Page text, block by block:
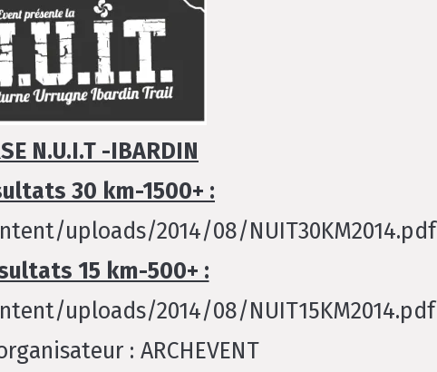
N.U.I.T -IBARDIN
30 km-1500+ :
uploads/2014/08/NUIT30KM2014.pdf
15 km-500+ :
uploads/2014/08/NUIT15KM2014.pdf
: ARCHEVENT